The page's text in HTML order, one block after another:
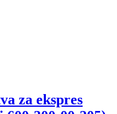
za ekspres